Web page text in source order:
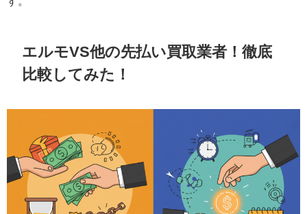
エルモVS他の先払い買取業者！徹底
比較してみた！